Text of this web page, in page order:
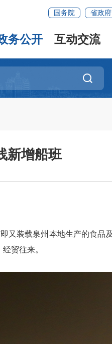
国务院 省政府
务公开 互动交流
新增船班
装载泉州本地生产的食品
贸往来。